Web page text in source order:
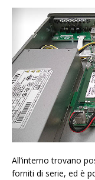
All’interno trovano
forniti di serie, ed è